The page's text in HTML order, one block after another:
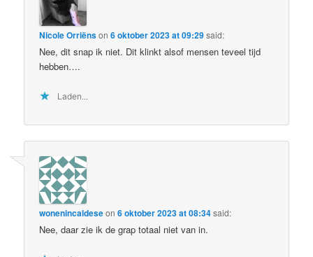
Nicole Orriënson6 oktober 2023 at 09:29said:
Nee, dit snap ik niet. Dit klinkt alsof mensen teveel tijd
hebben….
Laden...
wonenincaldeseon6 oktober 2023 at 08:34said:
Nee, daar zie ik de grap totaal niet van in.